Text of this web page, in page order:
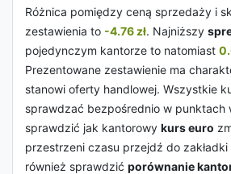
Różnica pomiędzy ceną sprzedaży i
zestawienia to -4.76 zł. Najniższy
pojedynczym kantorze to natomiast
Prezentowane zestawienie ma
stanowi oferty handlowej. Wszystkie
sprawdzać bezpośrednio w punktach
sprawdzić jak kantorowy kurs euro
przestrzeni czasu przejdź do zakładki
również sprawdzić porównanie